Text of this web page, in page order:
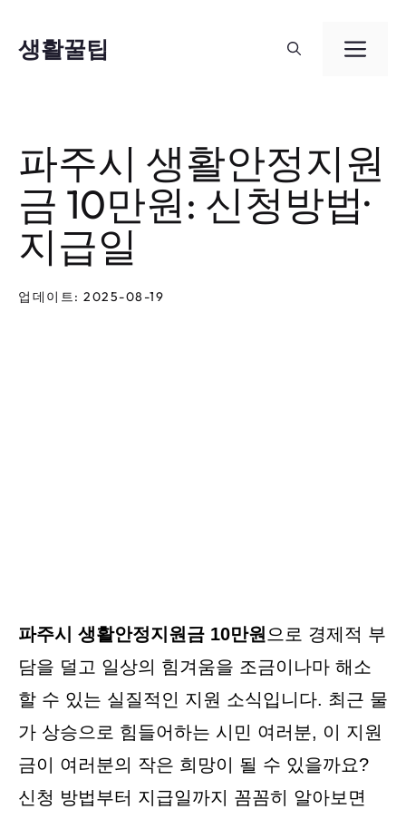
생활꿀팁
메
파주시 생활안정지원
금 10만원: 신청방법·
지급일
업데이트: 2025-08-19
파주시 생활안정지원금 10만원 으로 경제적 부
담을 덜고 일상의 힘겨움을 조금이나마 해소
할 수 있는 실질적인 지원 소식입니다. 최근 물
가 상승으로 힘들어하는 시민 여러분, 이 지원
금이 여러분의 작은 희망이 될 수 있을까요?
신청 방법부터 지급일까지 꼼꼼히 알아보면